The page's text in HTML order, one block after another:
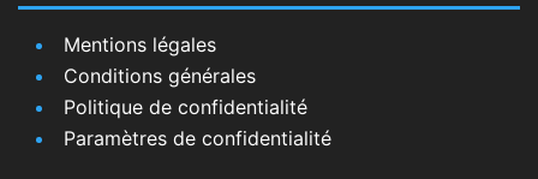
Mentions légales
Conditions générales
Politique de confidentialité
Paramètres de confidentialité